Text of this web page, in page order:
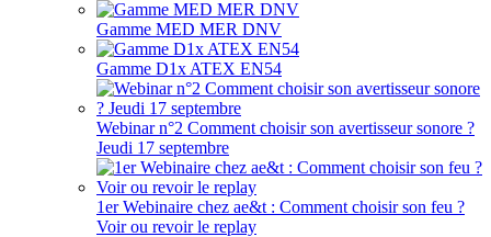
Gamme MED MER DNV
Gamme D1x ATEX EN54
Webinar n°2 Comment choisir son avertisseur sonore ?
Jeudi 17 septembre
1er Webinaire chez ae&t : Comment choisir son feu ?
Voir ou revoir le replay